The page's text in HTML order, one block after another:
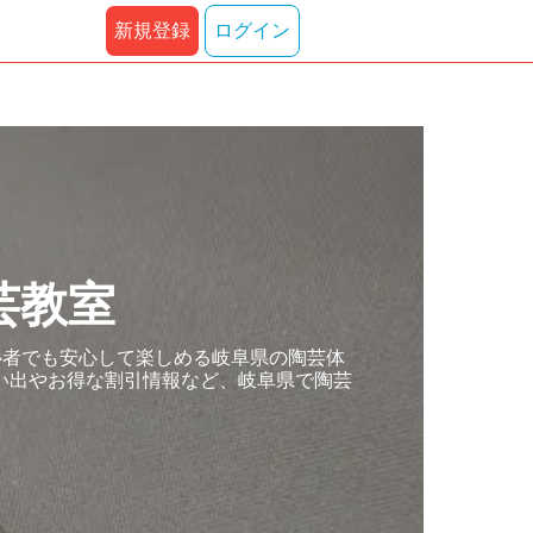
新規登録 ログイン
教室
でも安心して楽しめる岐阜県の陶芸体
やお得な割引情報など、岐阜県で陶芸